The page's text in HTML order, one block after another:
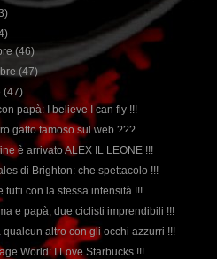
(46)
(47)
(47)
papà: I believe I can fly !!!
gatto famoso sul web ???
è arrivato ALEX IL LEONE !!!
di Brighton: che spettacolo !!!
tutti con la stessa intensità !!!
e papà, due ciclisti imprendibili !!!
qualcun altro con gli occhi azzurri !!!
World: I Love Starbucks !!!